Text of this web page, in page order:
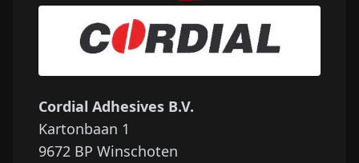
Cordial Adhesives B.V.
Kartonbaan 1
9672 BP Winschoten